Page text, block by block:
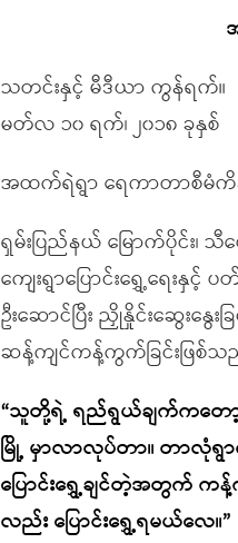
သတင်းနှင့် မီဒီယာ ကွန်ရက်။
မတ်လ ၁၀ ရက်၊ ၂၀၁၈ ခုနှစ်
အထက်ရဲရွာ ရေကာတာစီမံကိန်း
ရှမ်းပြည်နယ် မြောက်ပိုင်း၊
ကျေးရွာပြောင်းရွှေ့ရေးနှင့်
ဦးဆောင်ပြီး ညှိုနှိုင်းဆွေးနွေ
ဆန့်ကျင်ကန့်ကွက်ခြင်းဖြစ်
“သူတို့ရဲ့ ရည်ရွယ်ချက်ကတော့ က
မြို့ မှာလာလုပ်တာ။ တာလုံရွ
ပြောင်းရွှေ့ချင်တဲ့အတွက်
လည်း ပြောင်းရွှေ့ရမယ်လေ။”